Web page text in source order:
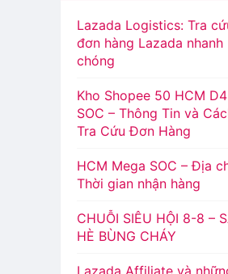
Lazada Logistics: Tra
đơn hàng Lazada nhanh
chóng
Kho Shopee 50 HCM D4
SOC – Thông Tin và
Tra Cứu Đơn Hàng
HCM Mega SOC – Địa
Thời gian nhận hàng
CHUỖI SIÊU HỘI 8-8 –
HÈ BÙNG CHÁY
Lazada Affiliate và